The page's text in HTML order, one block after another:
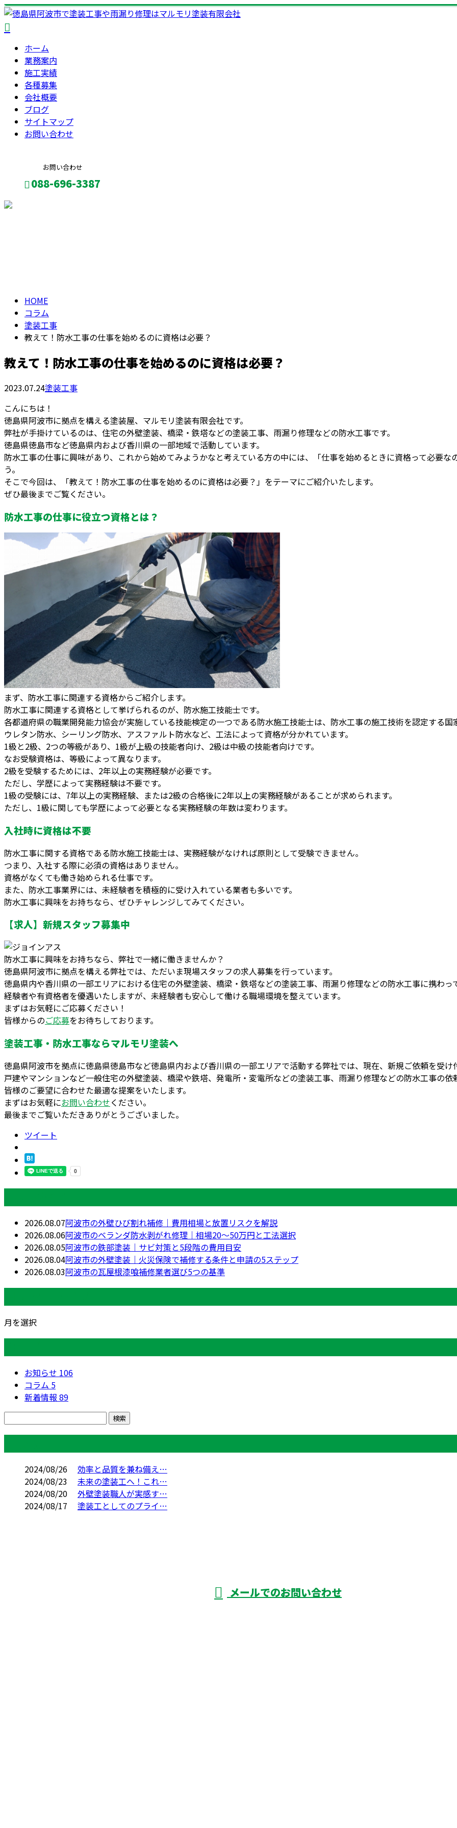
ホーム
業務案内
施工実績
各種募集
会社概要
ブログ
サイトマップ
お問い合わせ
お問い合わせ
088-696-3387
HOME
コラム
塗装工事
教えて！防水工事の仕事を始めるのに資格は必要？
教えて！防水工事の仕事を始めるのに資格は必要？
2023.07.24塗装工事
こんにちは！
徳島県阿波市に拠点を構える塗装屋、マルモリ塗装有限会社です。
弊社が手掛けているのは、住宅の外壁塗装、橋梁・鉄塔などの塗装工事、雨漏り修理などの防水工事です。
徳島県徳島市など徳島県内および香川県の一部地域で活動しています。
防水工事の仕事に興味があり、これから始めてみようかなと考えている方の中には、「仕事を始めるときに資格って必要
う。
そこで今回は、「教えて！防水工事の仕事を始めるのに資格は必要？」をテーマにご紹介いたします。
ぜひ最後までご覧ください。
防水工事の仕事に役立つ資格とは？
まず、防水工事に関連する資格からご紹介します。
防水工事に関連する資格として挙げられるのが、防水施工技能士です。
各都道府県の職業開発能力協会が実施している技能検定の一つである防水施工技能士は、防水工事の施工技術を認定する国
ウレタン防水、シーリング防水、アスファルト防水など、工法によって資格が分かれています。
1級と2級、2つの等級があり、1級が上級の技能者向け、2級は中級の技能者向けです。
なお受験資格は、等級によって異なります。
2級を受験するためには、2年以上の実務経験が必要です。
ただし、学歴によって実務経験は不要です。
1級の受験には、7年以上の実務経験、または2級の合格後に2年以上の実務経験があることが求められます。
ただし、1級に関しても学歴によって必要となる実務経験の年数は変わります。
入社時に資格は不要
防水工事に関する資格である防水施工技能士は、実務経験がなければ原則として受験できません。
つまり、入社する際に必須の資格はありません。
資格がなくても働き始められる仕事です。
また、防水工事業界には、未経験者を積極的に受け入れている業者も多いです。
防水工事に興味をお持ちなら、ぜひチャレンジしてみてください。
【求人】新規スタッフ募集中
防水工事に興味をお持ちなら、弊社で一緒に働きませんか？
徳島県阿波市に拠点を構える弊社では、ただいま現場スタッフの求人募集を行っています。
徳島県内や香川県の一部エリアにおける住宅の外壁塗装、橋梁・鉄塔などの塗装工事、雨漏り修理などの防水工事に携わっ
経験者や有資格者を優遇いたしますが、未経験者も安心して働ける職場環境を整えています。
まずはお気軽にご応募ください！
皆様からのご応募をお待ちしております。
塗装工事・防水工事ならマルモリ塗装へ
徳島県阿波市を拠点に徳島県徳島市など徳島県内および香川県の一部エリアで活動する弊社では、現在、新規ご依頼を受け
戸建やマンションなど一般住宅の外壁塗装、橋梁や鉄塔、発電所・変電所などの塗装工事、雨漏り修理などの防水工事の依
皆様のご要望に合わせた最適な提案をいたします。
まずはお気軽にお問い合わせください。
最後までご覧いただきありがとうございました。
ツイート
2026.08.07阿波市の外壁ひび割れ補修｜費用相場と放置リスクを解説
2026.08.06阿波市のベランダ防水剥がれ修理｜相場20〜50万円と工法選択
2026.08.05阿波市の鉄部塗装｜サビ対策と5段階の費用目安
2026.08.04阿波市の外壁塗装｜火災保険で補修する条件と申請の5ステップ
2026.08.03阿波市の瓦屋根漆喰補修業者選び5つの基準
月を選択
お知らせ 106
コラム 5
新着情報 89
2024/08/26
効率と品質を兼ね備え…
2024/08/23
未来の塗装工へ！これ…
2024/08/20
外壁塗装職人が実感す…
2024/08/17
塗装工としてのプライ…
メールでのお問い合わせ